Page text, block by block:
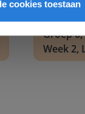
cookies toestaan
Groep 6,
Week 2,